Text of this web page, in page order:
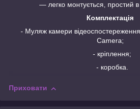
― легко монтується, простий в
Комплектація
- Муляж камери
Camera;
- кріплення;
- коробка.
Приховати